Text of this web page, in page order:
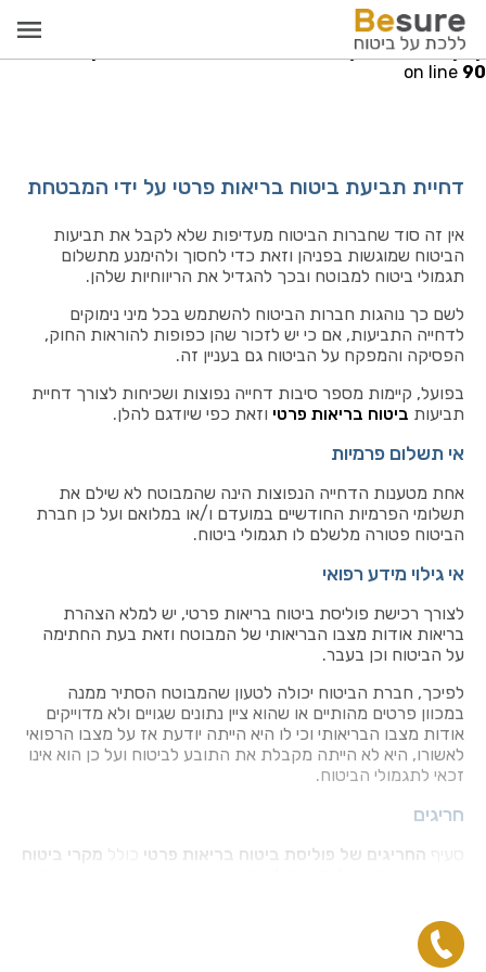
: Invalid argument supplied for foreach() in
public_html/src/models/PayCallModel.php
on line 90
דחיית תביעת ביטוח בריאות פרטי על ידי המבטחת
אין זה סוד שחברות הביטוח מעדיפות שלא לקבל את תביעות
הביטוח שמוגשות בפניהן וזאת כדי לחסוך ולהימנע מתשלום
תגמולי ביטוח למבוטח ובכך להגדיל את הריווחיות שלהן.
לשם כך נוהגות חברות הביטוח להשתמש בכל מיני נימוקים
לדחייה התביעות, אם כי יש לזכור שהן כפופות להוראות החוק,
הפסיקה והמפקח על הביטוח גם בעניין זה.
בפועל, קיימות מספר סיבות דחייה נפוצות ושכיחות לצורך דחיית
תביעות ביטוח בריאות פרטי וזאת כפי שיודגם להלן.
אי תשלום פרמיות
אחת מטענות הדחייה הנפוצות הינה שהמבוטח לא שילם את
תשלומי הפרמיות החודשיים במועדם ו/או במלואם ועל כן חברת
הביטוח פטורה מלשלם לו תגמולי ביטוח.
אי גילוי מידע רפואי
לצורך רכישת פוליסת ביטוח בריאות פרטי, יש למלא הצהרת
בריאות אודות מצבו הבריאותי של המבוטח וזאת בעת החתימה
על הביטוח וכן בעבר.
לפיכך, חברת הביטוח יכולה לטעון שהמבוטח הסתיר ממנה
במכוון פרטים מהותיים או שהוא ציין נתונים שגויים ולא מדוייקים
אודות מצבו הבריאותי וכי לו היא הייתה יודעת אז על מצבו הרפואי
לאשורו, היא לא הייתה מקבלת את התובע לביטוח ועל כן הוא אינו
זכאי לתגמולי הביטוח.
חריגים
החריגים של פוליסת ביטוח בריאות פרטי
מקרי ביטוח
במעשה פלילי, השתתפות המבוטח בפעילות ספורט אתגרי
מסוכנת ועוד.